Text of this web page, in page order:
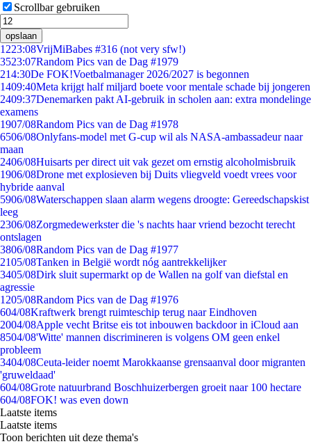
Scrollbar gebruiken
opslaan
1223:08VrijMiBabes #316 (not very sfw!)
3523:07Random Pics van de Dag #1979
214:30De FOK!Voetbalmanager 2026/2027 is begonnen
1409:40Meta krijgt half miljard boete voor mentale schade bij jongeren
2409:37Denemarken pakt AI-gebruik in scholen aan: extra mondelinge
examens
1907/08Random Pics van de Dag #1978
6506/08Onlyfans-model met G-cup wil als NASA-ambassadeur naar
maan
2406/08Huisarts per direct uit vak gezet om ernstig alcoholmisbruik
1906/08Drone met explosieven bij Duits vliegveld voedt vrees voor
hybride aanval
5906/08Waterschappen slaan alarm wegens droogte: Gereedschapskist
leeg
2306/08Zorgmedewerkster die 's nachts haar vriend bezocht terecht
ontslagen
3806/08Random Pics van de Dag #1977
2105/08Tanken in België wordt nóg aantrekkelijker
3405/08Dirk sluit supermarkt op de Wallen na golf van diefstal en
agressie
1205/08Random Pics van de Dag #1976
604/08Kraftwerk brengt ruimteschip terug naar Eindhoven
2004/08Apple vecht Britse eis tot inbouwen backdoor in iCloud aan
8504/08'Witte' mannen discrimineren is volgens OM geen enkel
probleem
3404/08Ceuta-leider noemt Marokkaanse grensaanval door migranten
'gruweldaad'
604/08Grote natuurbrand Boschhuizerbergen groeit naar 100 hectare
604/08FOK! was even down
Laatste items
Laatste items
Toon berichten uit deze thema's